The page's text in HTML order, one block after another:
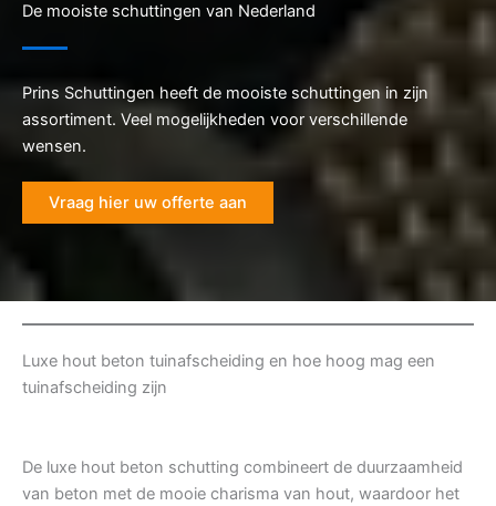
De mooiste schuttingen van Nederland
Prins Schuttingen heeft de mooiste schuttingen in zijn
assortiment. Veel mogelijkheden voor verschillende
wensen.
Vraag hier uw offerte aan
Luxe hout beton tuinafscheiding en hoe hoog mag een
tuinafscheiding zijn
De luxe hout beton schutting combineert de duurzaamheid
van beton met de mooie charisma van hout, waardoor het